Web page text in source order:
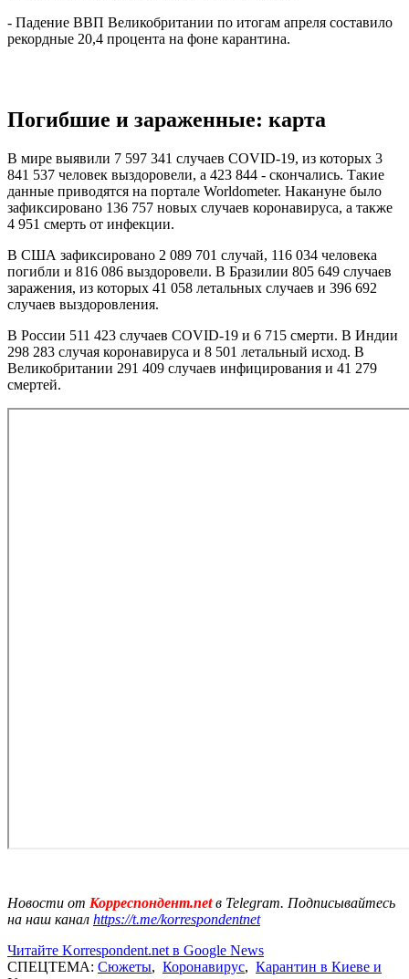
- Падение ВВП Великобритании по итогам апреля составило
рекордные 20,4 процента на фоне карантина.
Погибшие и зараженные: карта
В мире выявили 7 597 341 случаев COVID-19, из которых 3
841 537 человек выздоровели, а 423 844 - скончались. Такие
данные приводятся на портале Worldometer. Накануне было
зафиксировано 136 757 новых случаев коронавируса, а также
4 951 смерть от инфекции.
В США зафиксировано 2 089 701 случай, 116 034 человека
погибли и 816 086 выздоровели. В Бразилии 805 649 случаев
заражения, из которых 41 058 летальных случаев и 396 692
случаев выздоровления.
В России 511 423 случаев COVID-19 и 6 715 смерти. В Индии
298 283 случая коронавируса и 8 501 летальный исход. В
Великобритании 291 409 случаев инфицирования и 41 279
смертей.
Новости от Корреспондент.netв Telegram. Подписывайтесь
на наш канал https://t.me/korrespondentnet
Читайте Korrespondent.net в Google News
СПЕЦТЕМА: Сюжеты, Коронавирус, Карантин в Киеве и